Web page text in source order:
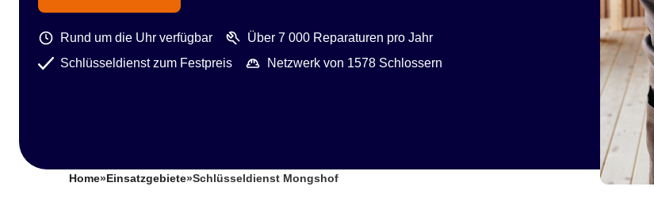
Rund um die Uhr verfügbar
Über 7 000 Reparaturen pro Jahr
Schlüsseldienst zum Festpreis
Netzwerk von 1578 Schlossern
Home» Einsatzgebiete»Schlüsseldienst Mongshof